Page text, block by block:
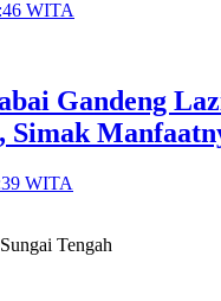
WITA
Gandeng
Simak
WITA
Tengah